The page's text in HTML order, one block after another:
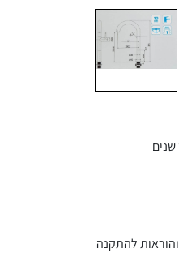
שנים
להתקנה